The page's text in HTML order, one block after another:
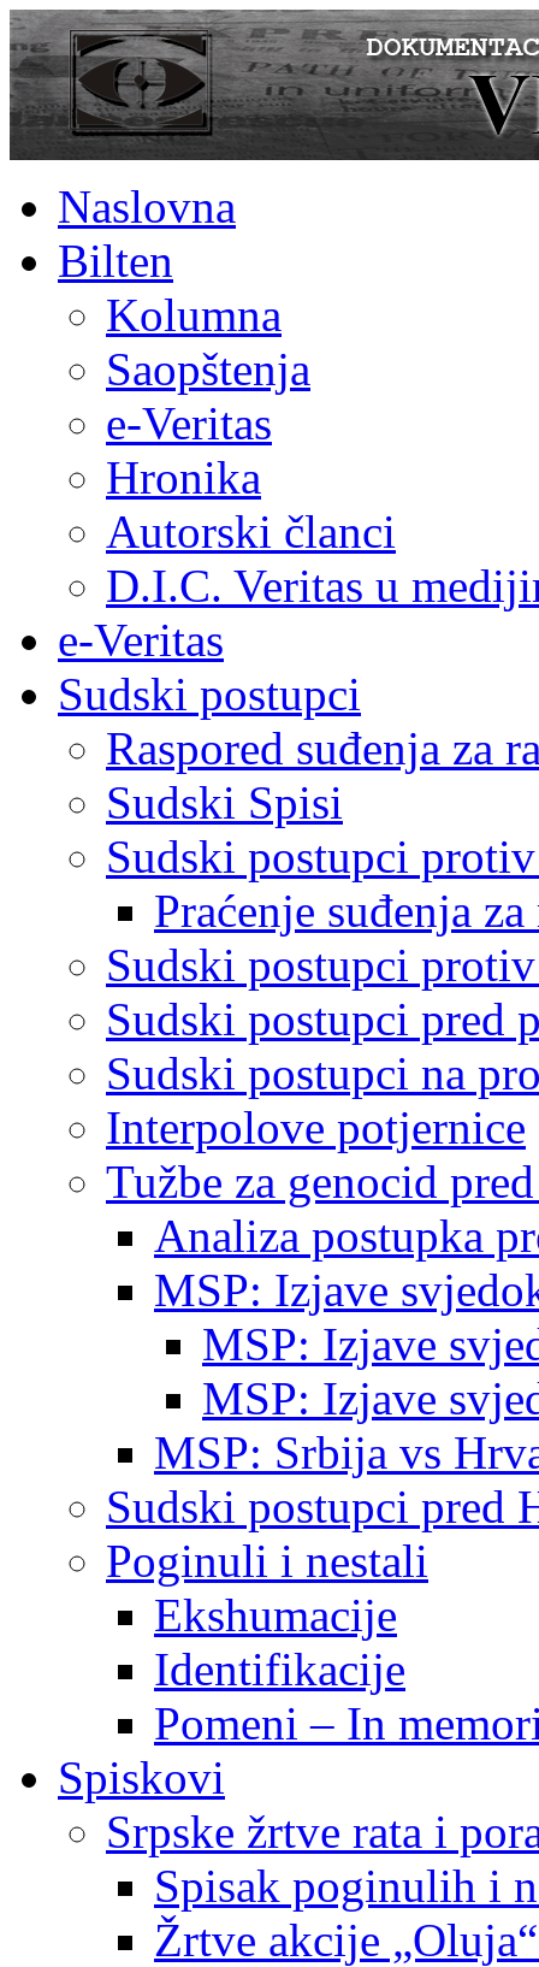
Naslovna
Bilten
Kolumna
Saopštenja
e-Veritas
Hronika
Autorski članci
D.I.C. Veritas u
e-Veritas
Sudski postupci
Raspored suđenja za
Sudski Spisi
Sudski postupci
Praćenje suđenja
Sudski postupci
Sudski postupci pred
Sudski postupci na
Interpolove potjernice
Tužbe za genocid
Analiza postupka
MSP: Izjave
MSP: Izjave
MSP: Izjave
MSP: Srbija vs
Sudski postupci pred
Poginuli i nestali
Ekshumacije
Identifikacije
Pomeni – In
Spiskovi
Srpske žrtve rata i
Spisak poginulih i
Žrtve akcije